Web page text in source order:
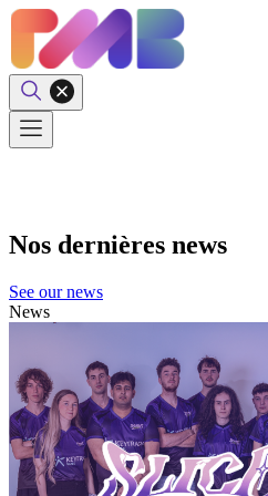
Nos dernières news
See our news
News